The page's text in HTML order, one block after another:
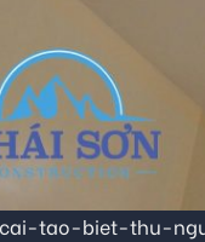
tao-biet-thu-